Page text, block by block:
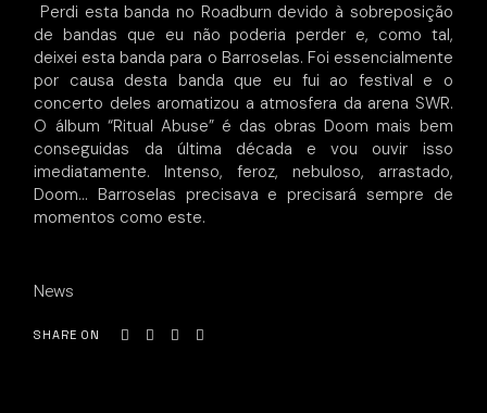
Perdi esta banda no Roadburn devido à sobreposição
de bandas que eu não poderia perder e, como tal,
deixei esta banda para o Barroselas. Foi essencialmente
por causa desta banda que eu fui ao festival e o
concerto deles aromatizou a atmosfera da arena SWR.
O álbum “Ritual Abuse” é das obras Doom mais bem
conseguidas da última década e vou ouvir isso
imediatamente. Intenso, feroz, nebuloso, arrastado,
Doom… Barroselas precisava e precisará sempre de
momentos como este.
News
SHARE ON